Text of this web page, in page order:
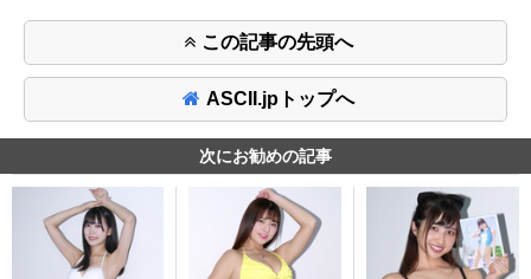
この記事の先頭へ
ASCII.jpトップへ
次にお勧めの記事